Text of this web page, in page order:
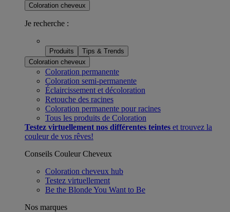
Coloration cheveux
Je recherche :
Produits
Tips & Trends
Coloration cheveux
Coloration permanente
Coloration semi-permanente
Éclaircissement et décoloration
Retouche des racines
Coloration permanente pour racines​
Tous les produits de Coloration
Testez virtuellement nos différentes teintes et trouvez la
couleur de vos rêves!
Conseils Couleur Cheveux
Coloration cheveux hub
Testez virtuellement
Be the Blonde You Want to Be
Nos marques